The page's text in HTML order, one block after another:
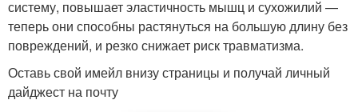
систему, повышает эластичность мышц и сухожилий —
теперь они способны растянуться на большую длину без
повреждений, и резко снижает риск травматизма.
Оставь свой имейл внизу страницы и получай личный
дайджест на почту